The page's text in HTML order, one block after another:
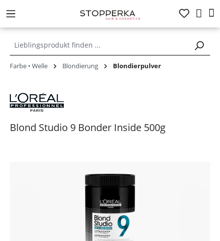
springen
Farbe • Welle Blondierung Blondierpulver
Blond Studio 9 Bonder Inside 500g